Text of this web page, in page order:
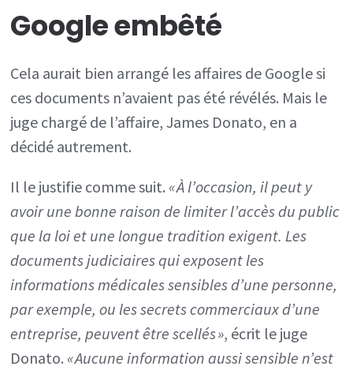
Google embêté
Cela aurait bien arrangé les affaires de Google si
ces documents n’avaient pas été révélés. Mais le
juge chargé de l’affaire, James Donato, en a
décidé autrement.
Il le justifie comme suit. « À l’occasion, il peut y
avoir une bonne raison de limiter l’accès du public
que la loi et une longue tradition exigent. Les
documents judiciaires qui exposent les
informations médicales sensibles d’une personne,
par exemple, ou les secrets commerciaux d’une
entreprise, peuvent être scellés », écrit le juge
Donato. « Aucune information aussi sensible n’est